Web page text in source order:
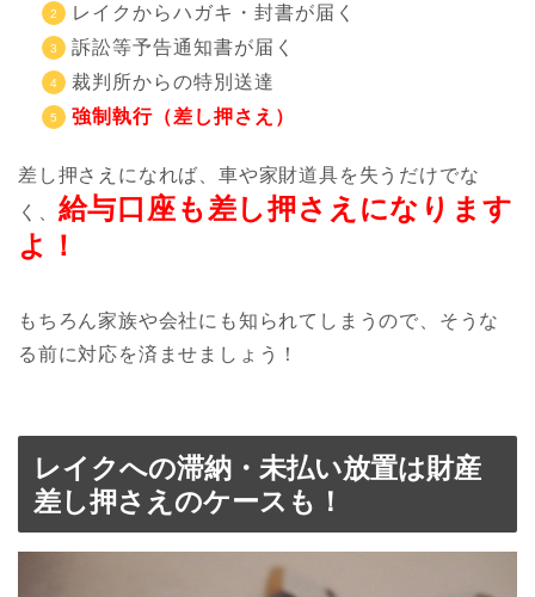
レイクからハガキ・封書が届く
訴訟等予告通知書が届く
裁判所からの特別送達
強制執行（差し押さえ）
差し押さえになれば、車や家財道具を失うだけでな
く、 給与口座も差し押さえになります
よ！
もちろん家族や会社にも知られてしまうので、そうな
る前に対応を済ませましょう！
レイクへの滞納・未払い放置は財産
差し押さえのケースも！